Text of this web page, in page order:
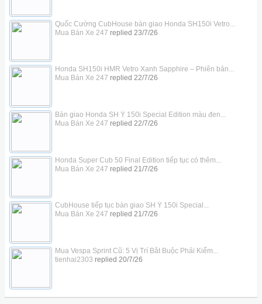
Quốc Cường CubHouse bàn giao Honda SH150i Vetro...
Mua Bán Xe 247 replied 23/7/26
Honda SH150i HMR Vetro Xanh Sapphire – Phiên bản...
Mua Bán Xe 247 replied 22/7/26
Bàn giao Honda SH Ý 150i Special Edition màu đen...
Mua Bán Xe 247 replied 22/7/26
Honda Super Cub 50 Final Edition tiếp tục có thêm...
Mua Bán Xe 247 replied 21/7/26
CubHouse tiếp tục bàn giao SH Ý 150i Special...
Mua Bán Xe 247 replied 21/7/26
Mua Vespa Sprint Cũ: 5 Vị Trí Bắt Buộc Phải Kiểm...
tienhai2303 replied 20/7/26